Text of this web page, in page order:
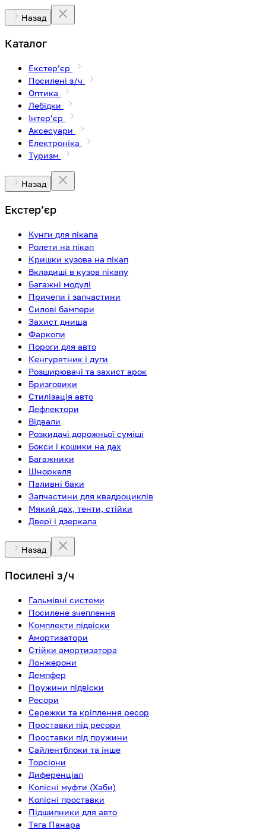
Назад
Каталог
Екстерʼєр
Посилені з/ч
Оптика
Лебідки
Інтерʼєр
Аксесуари
Електроніка
Туризм
Назад
Екстерʼєр
Кунги для пікапа
Ролети на пікап
Кришки кузова на пікап
Вкладиші в кузов пікапу
Багажні модулі
Причепи і запчастини
Силові бампери
Захист днища
Фаркопи
Пороги для авто
Кенгурятник і дуги
Розширювачі та захист арок
Бризговики
Стилізація авто
Дефлектори
Відвали
Розкидачі дорожньої суміші
Бокси і кошики на дах
Багажники
Шноркеля
Паливні баки
Запчастини для квадроциклів
Мякий дах, тенти, стійки
Двері і дзеркала
Назад
Посилені з/ч
Гальмівні системи
Посилене зчеплення
Комплекти підвіски
Амортизатори
Стійки амортизатора
Лонжерони
Демпфер
Пружини підвіски
Ресори
Сережки та кріплення ресор
Проставки під ресори
Проставки під пружини
Сайлентблоки та інше
Торсіони
Диференціал
Колісні муфти (Хаби)
Колісні проставки
Підшипники для авто
Тяга Панара